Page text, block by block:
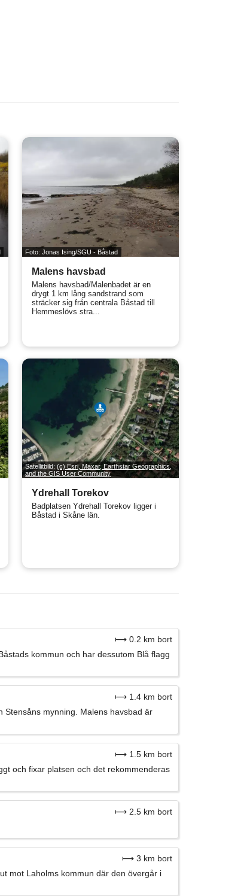
Foto: Jonas Ising/SGU - Båstad
Malens havsbad
Malens havsbad/Malenbadet är en
drygt 1 km lång sandstrand som
sträcker sig från centrala Båstad till
Hemmeslövs stra...
Satellitbild:(c) Esri, Maxar, Earthstar Geographics,
and the GIS User Community
Ydrehall Torekov
Badplatsen Ydrehall Torekov ligger i
Båstad i Skåne län.
⟼ 0.2 km bort
kommun och har dessutom Blå flagg
⟼ 1.4 km bort
Stensåns mynning. Malens havsbad är
⟼ 1.5 km bort
och fixar platsen och det rekommenderas
⟼ 2.5 km bort
⟼ 3 km bort
mot Laholms kommun där den övergår i